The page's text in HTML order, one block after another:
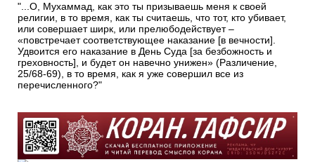
"...О, Мухаммад, как это ты призываешь меня к своей
религии, в то время, как ты считаешь, что тот, кто убивает,
или совершает ширк, или прелюбодействует –
«повстречает соответствующее наказание [в вечности].
Удвоится его наказание в День Суда [за безбожность и
греховность], и будет он навечно унижен» (Различение,
25/68-69), в то время, как я уже совершил все из
перечисленного?"